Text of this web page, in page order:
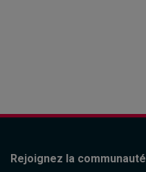
Rejoignez la communauté